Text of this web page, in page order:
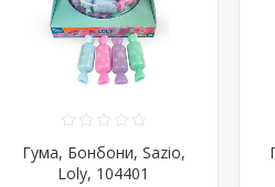
Гума, Бонбони, Sazio,
Loly, 104401